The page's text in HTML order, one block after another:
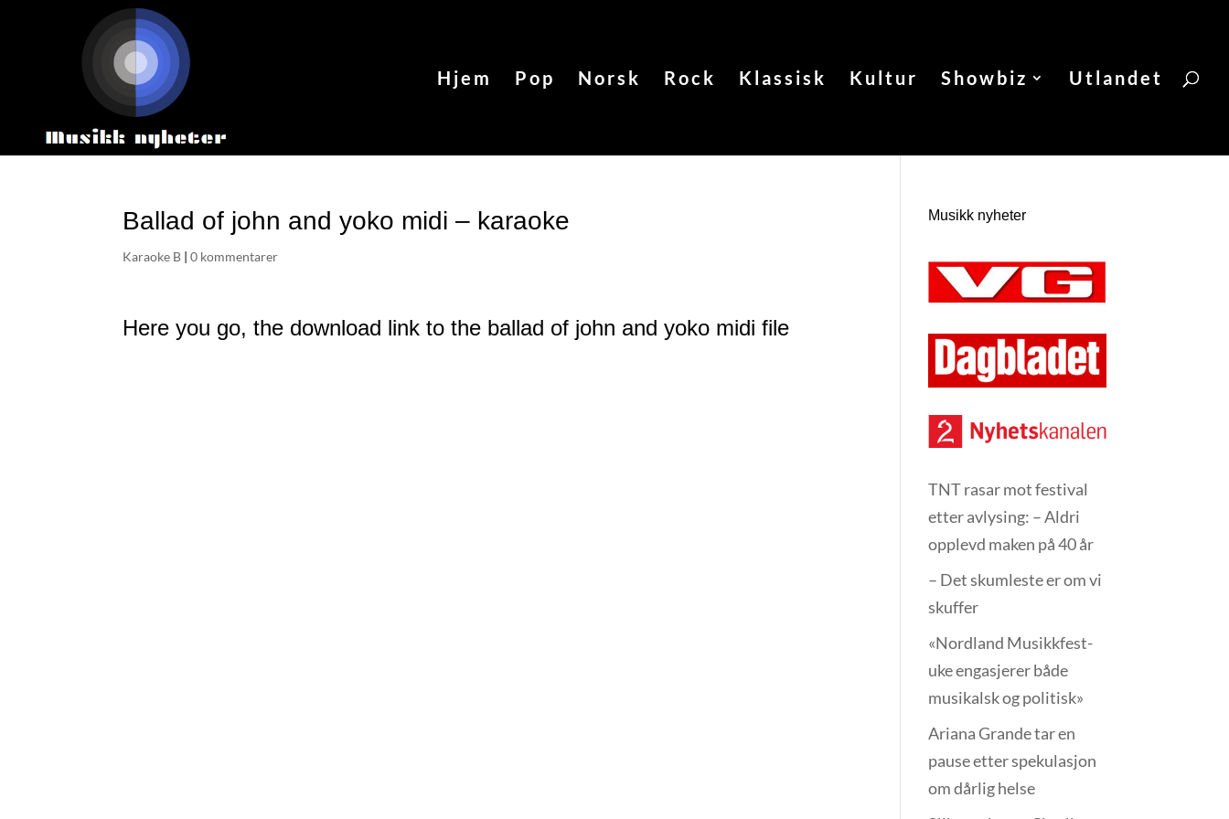
Hjem Pop Norsk Rock Klassisk Kultur Showbiz Utlandet
Ballad of john and yoko midi – karaoke
Karaoke B |0 kommentarer
Here you go, the download link to the ballad of john and yoko midi file
Musikk nyheter
TNT rasar mot festival
etter avlysing: – Aldri
opplevd maken på 40 år
– Det skumleste er om vi
skuffer
«Nordland Musikkfest­
uke engasjerer både
musikalsk og politisk»
Ariana Grande tar en
pause etter spekulasjon
om dårlig helse